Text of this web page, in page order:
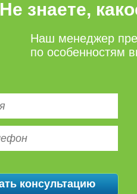
Не знаете,
Наш менеджер
по особенностям